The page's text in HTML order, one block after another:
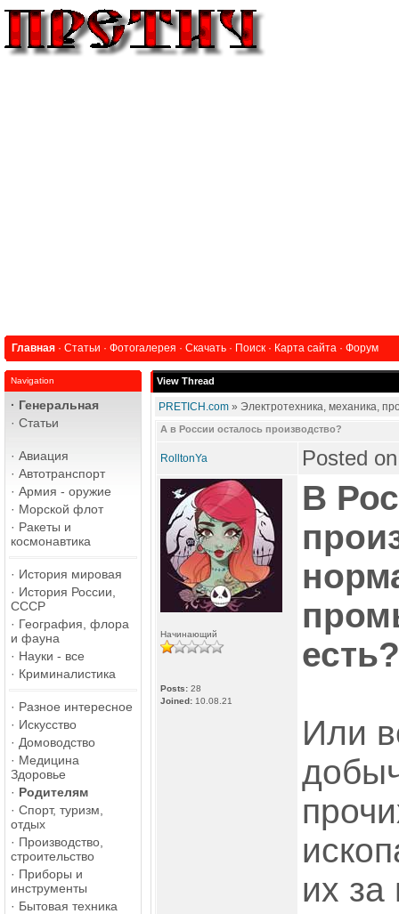
Главная · Статьи · Фотогалерея · Скачать · Поиск · Карта сайта · Форум
Navigation
· Генеральная
· Статьи
· Авиация
· Автотранспорт
· Армия - оружие
· Морской флот
· Ракеты и
космонавтика
· История мировая
· История России,
СССР
· География, флора
и фауна
· Науки - все
· Криминалистика
· Разное интересное
· Искусство
· Домоводство
· Медицина
Здоровье
· Родителям
· Спорт, туризм,
отдых
· Производство,
строительство
· Приборы и
инструменты
· Бытовая техника
View Thread
PRETICH.com » Электротехника, механика,
А в России осталось производство?
RolltonYa Posted
Начинающий
Posts: 28
Joined: 10.08.21
В
есть?
Или
их за